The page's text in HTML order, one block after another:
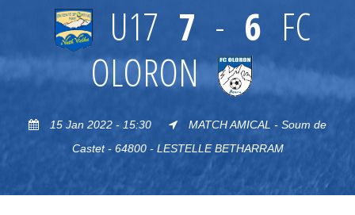
U17 7 - 6 FC
OLORON
15 Jan 2022 - 15:30
MATCH AMICAL - Soum de
Castet - 64800 - LESTELLE BETHARRAM